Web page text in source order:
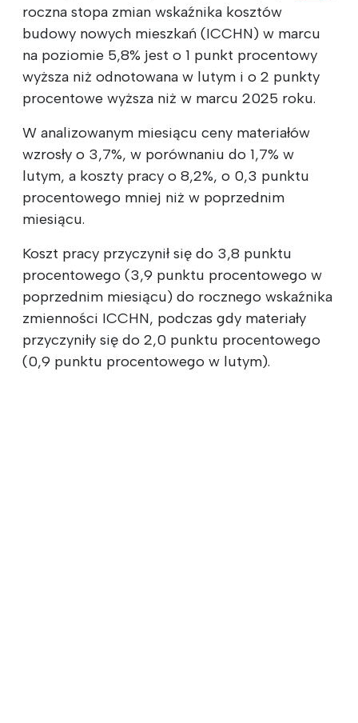
roczna stopa zmian wskaźnika kosztów
budowy nowych mieszkań (ICCHN) w marcu
na poziomie 5,8% jest o 1 punkt procentowy
wyższa niż odnotowana w lutym i o 2 punkty
procentowe wyższa niż w marcu 2025 roku.
W analizowanym miesiącu ceny materiałów
wzrosły o 3,7%, w porównaniu do 1,7% w
lutym, a koszty pracy o 8,2%, o 0,3 punktu
procentowego mniej niż w poprzednim
miesiącu.
Koszt pracy przyczynił się do 3,8 punktu
procentowego (3,9 punktu procentowego w
poprzednim miesiącu) do rocznego wskaźnika
zmienności ICCHN, podczas gdy materiały
przyczyniły się do 2,0 punktu procentowego
(0,9 punktu procentowego w lutym).